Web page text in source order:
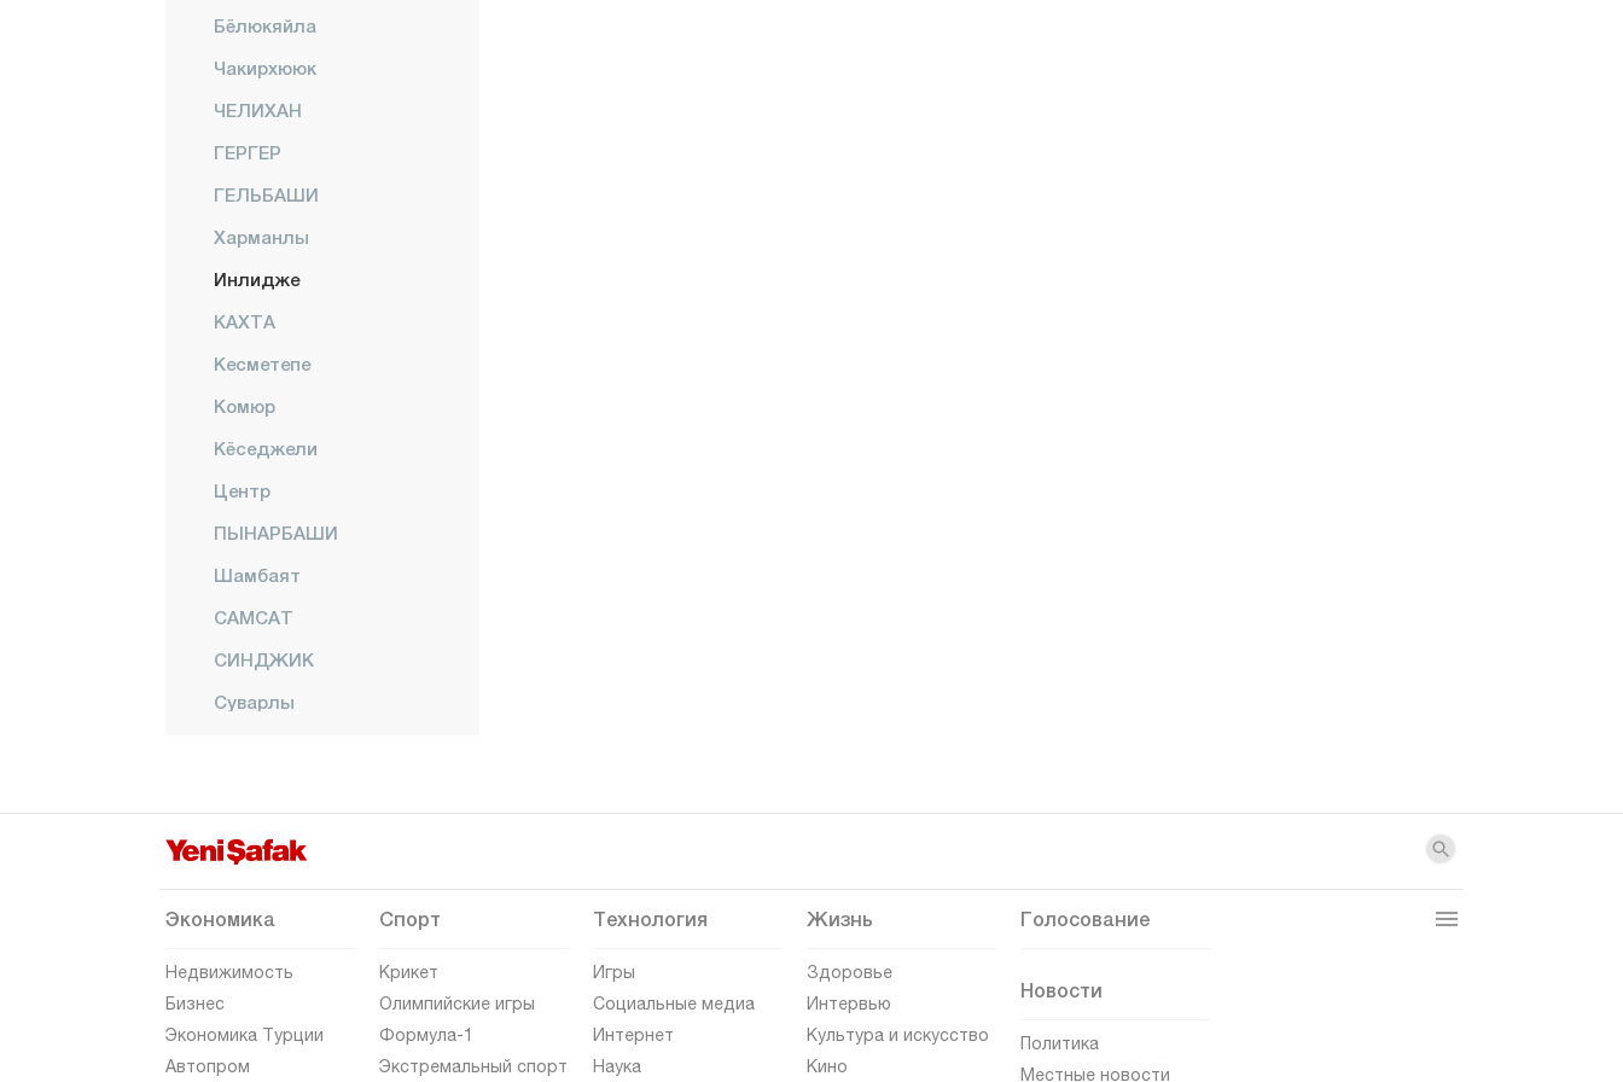
Бёлюкяйла
Чакирхююк
ЧЕЛИХАН
ГЕРГЕР
ГЕЛЬБАШИ
Харманлы
Инлидже
КАХТА
Кесметепе
Комюр
Кёседжели
Центр
ПЫНАРБАШИ
Шамбаят
САМСАТ
СИНДЖИК
Суварлы
Агры
Аксарай
Анталия
Ардахан
Экономика
Недвижимость
Бизнес
Экономика Турции
Автопром
Спорт
Крикет
Олимпийские игры
Формула-1
Экстремальный спорт
Технология
Игры
Социальные медиа
Интернет
Наука
Жизнь
Здоровье
Интервью
Культура и искусство
Кино
Голосование
Новости
Политика
Местные новости